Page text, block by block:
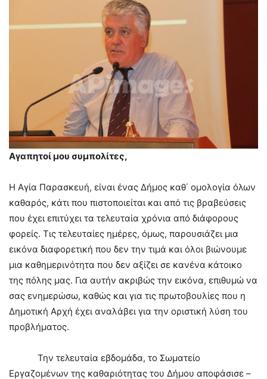
Αγαπητοί μου συμπολίτες,
Η Αγία Παρασκευή, είναι ένας Δήμος καθ΄ ομολογία όλων
καθαρός, κάτι που πιστοποιείται και από τις βραβεύσεις
που έχει επιτύχει τα τελευταία χρόνια από διάφορους
φορείς. Τις τελευταίες ημέρες, όμως, παρουσιάζει μια
εικόνα διαφορετική που δεν την τιμά και όλοι βιώνουμε
μια καθημερινότητα που δεν αξίζει σε κανένα κάτοικο
της πόλης μας. Για αυτήν ακριβώς την εικόνα, επιθυμώ να
σας ενημερώσω, καθώς και για τις πρωτοβουλίες που η
Δημοτική Αρχή έχει αναλάβει για την οριστική λύση του
προβλήματος.
Την τελευταία εβδομάδα, το Σωματείο
Εργαζομένων της καθαριότητας του Δήμου αποφάσισε –